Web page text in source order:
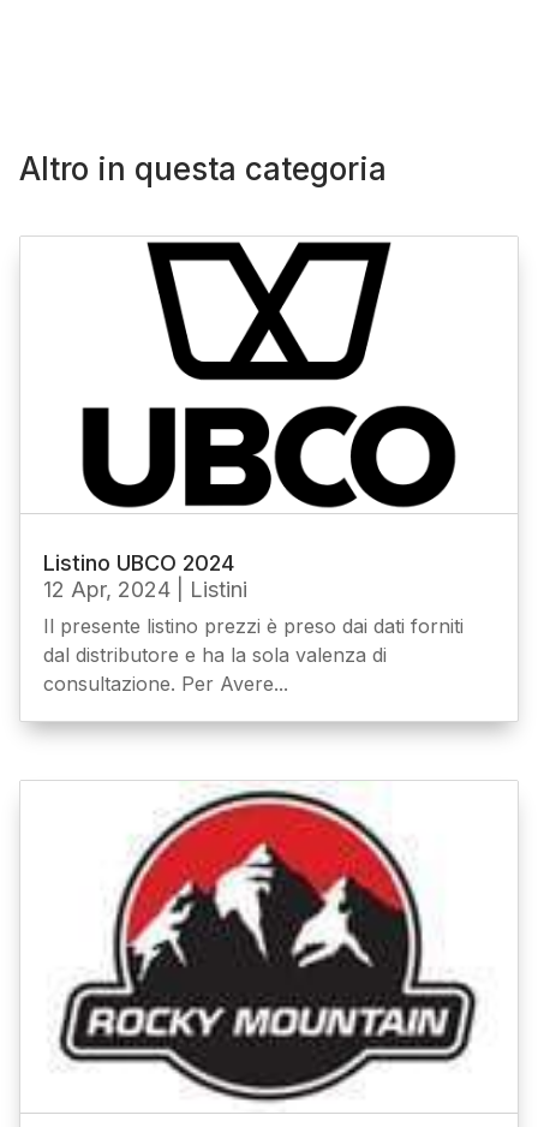
Altro in questa categoria
Listino UBCO 2024
12 Apr, 2024
Listini
Il presente listino prezzi è preso dai dati forniti
dal distributore e ha la sola valenza di
consultazione. Per Avere...